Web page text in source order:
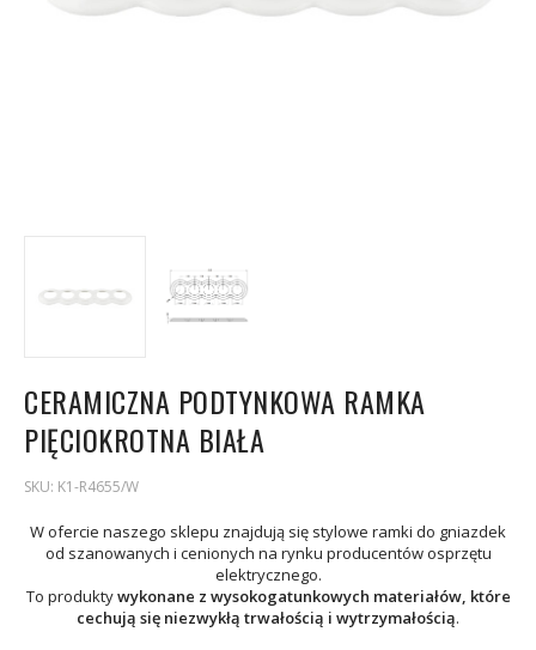
CERAMICZNA PODTYNKOWA RAMKA
PIĘCIOKROTNA BIAŁA
SKU: K1-R4655/W
W ofercie naszego sklepu znajdują się stylowe ramki do gniazdek
od szanowanych i cenionych na rynku producentów osprzętu
elektrycznego.
To produktywykonane z wysokogatunkowych materiałów, które
cechują się niezwykłą trwałością i wytrzymałością.